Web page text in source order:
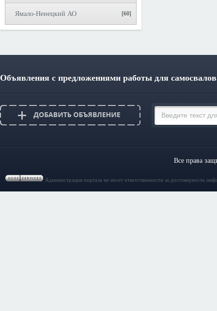
Ямало-Ненецкий АО [60]
Объявления с предложениями работы для
Все права
Администрация портала не несет ответственности за достоверность